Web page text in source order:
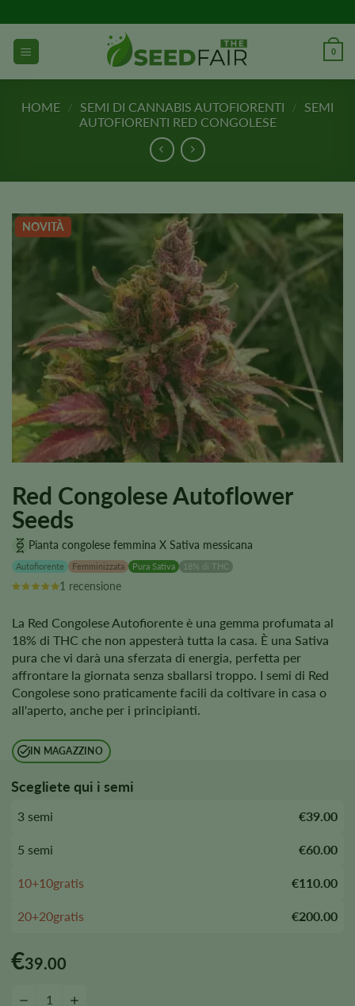
al
contenuto
0
HOME / SEMI DI CANNABIS AUTOFIORENTI / SEMI
AUTOFIORENTI RED CONGOLESE
NOVITÀ
Red Congolese Autoflower
Seeds
Pianta congolese femmina X Sativa messicana
Autofiorente Femminizzata Pura Sativa 18% di THC
1 recensione
La Red Congolese Autofiorente è una gemma profumata al
18% di THC che non appesterà tutta la casa. È una Sativa
pura che vi darà una sferzata di energia, perfetta per
affrontare la giornata senza sballarsi troppo. I semi di Red
Congolese sono praticamente facili da coltivare in casa o
all'aperto, anche per i principianti.
IN MAGAZZINO
Scegliete qui i semi
3 semi €39.00
5 semi €60.00
10+10gratis €110.00
20+20gratis €200.00
€39.00